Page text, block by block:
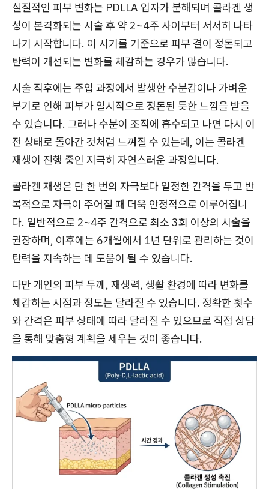
실질적인 피부 변화는 PDLLA 입자가 분해되며 콜라겐 생
성이 본격화되는 시술 후 약 2~4주 사이부터 서서히 나타
나기 시작합니다. 이 시기를 기준으로 피부 결이 정돈되고
탄력이 개선되는 변화를 체감하는 경우가 많습니다.
시술 직후에는 주입 과정에서 발생한 수분감이나 가벼운
부기로 인해 피부가 일시적으로 정돈된 듯한 느낌을 받을
수 있습니다. 그러나 수분이 조직에 흡수되고 나면 다시 이
전 상태로 돌아간 것처럼 느껴질 수 있는데, 이는 콜라겐
재생이 진행 중인 지극히 자연스러운 과정입니다.
콜라겐 재생은 단 한 번의 자극보다 일정한 간격을 두고 반
복적으로 자극이 주어질 때 더욱 안정적으로 이루어집니
다. 일반적으로 2~4주 간격으로 최소 3회 이상의 시술을
권장하며, 이후에는 6개월에서 1년 단위로 관리하는 것이
탄력을 지속하는 데 도움이 될 수 있습니다.
다만 개인의 피부 두께, 재생력, 생활 환경에 따라 변화를
체감하는 시점과 정도는 달라질 수 있습니다. 정확한 횟수
와 간격은 피부 상태에 따라 달라질 수 있으므로 직접 상담
을 통해 맞춤형 계획을 세우는 것이 좋습니다.